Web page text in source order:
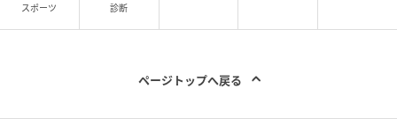
スポーツ 診断
ページトップへ戻る